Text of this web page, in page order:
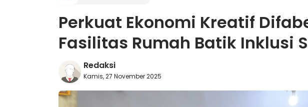
Perkuat Ekonomi Kreatif
Fasilitas Rumah Batik Inklusi
Redaksi
Kamis, 27 November 2025